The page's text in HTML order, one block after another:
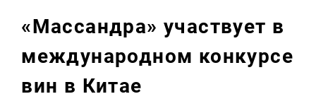
«Массандра» участвует в
международном конкурсе
вин в Китае